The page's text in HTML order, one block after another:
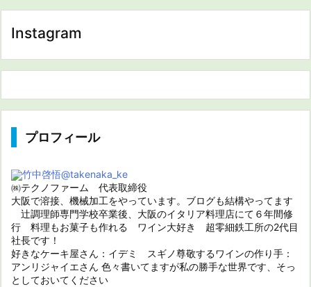
Instagram
プロフィール
竹中啓悟@takenaka_ke
㈱テクノファーム 代表取締役
大阪で溶接、機械加工をやっています。ブログも結構やってます
辻調理師専門学校卒業後、大阪のイタリア料理店にて６年間修
行 料理もお菓子も作れる ワイン大好き 超零細鉄工所の2代目
社長です！
好きなケーキ屋さん：イデミ スギノ尊敬するワインの作り手：
アンリジャイエさん 色々書いてますが私の勝手な世界です、そっ
としておいてください